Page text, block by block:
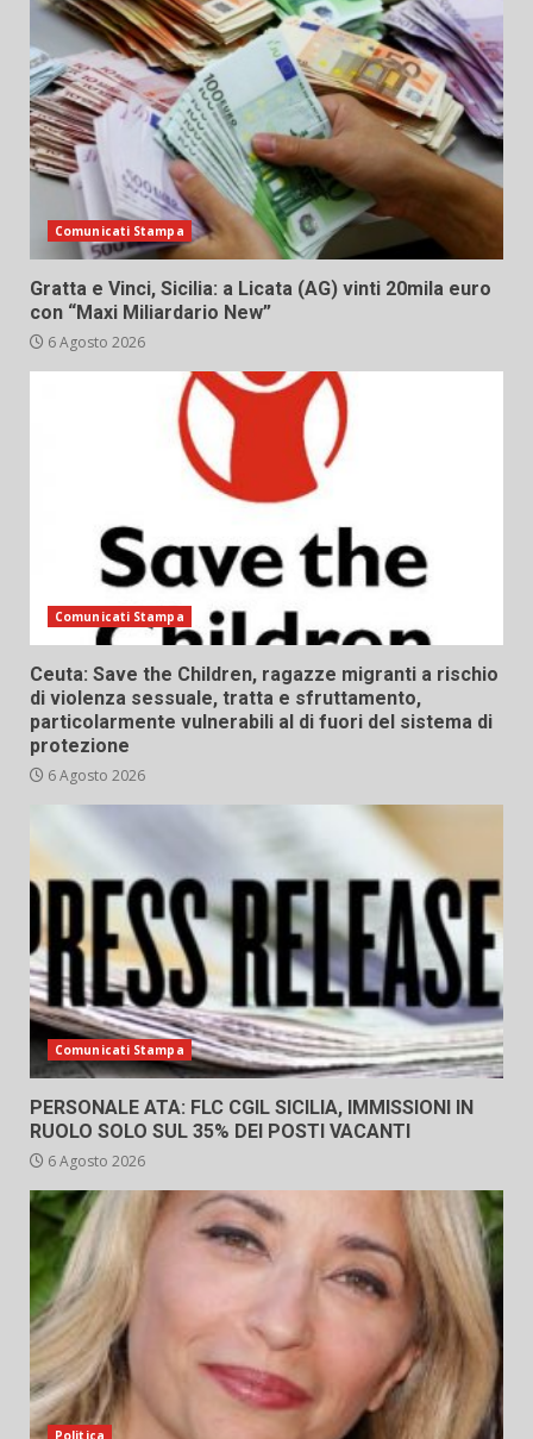
Comunicati Stampa
Gratta e Vinci, Sicilia: a Licata (AG) vinti 20mila euro
con “Maxi Miliardario New”
6 Agosto 2026
Comunicati Stampa
Ceuta: Save the Children, ragazze migranti a rischio
di violenza sessuale, tratta e sfruttamento,
particolarmente vulnerabili al di fuori del sistema di
protezione
6 Agosto 2026
Comunicati Stampa
PERSONALE ATA: FLC CGIL SICILIA, IMMISSIONI IN
RUOLO SOLO SUL 35% DEI POSTI VACANTI
6 Agosto 2026